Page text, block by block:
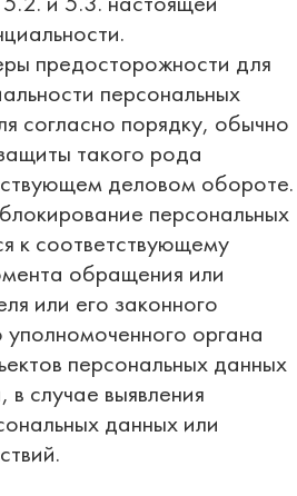
предосторожности для
персональных
согласно порядку, обычно
такого рода
деловом обороте.
персональных
к соответствующему
обращения или
или его законного
органа
персональных данных
случае выявления
данных или